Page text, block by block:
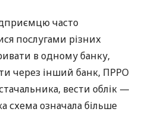
часто
послугами різних
в одному банку,
через інший банк, ПРРО
вести облік —
схема означала більше